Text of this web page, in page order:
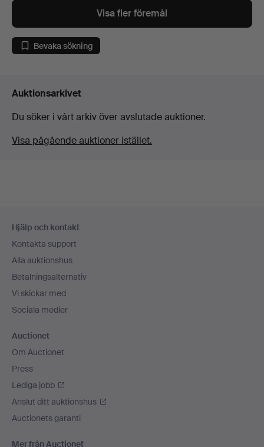
Visa fler föremål
Bevaka sökning
Auktionsarkivet
Du söker i vårt arkiv över avslutade auktioner.
Visa pågående auktioner istället.
Hjälp och kontakt
Kontakta support
Alla auktionshus
Betalningsalternativ
Vi skickar med
Sociala medier
Auctionet
Om Auctionet
Press
Lediga jobb
Anslut ditt auktionshus
Auctionets garanti
Mer från Auctionet